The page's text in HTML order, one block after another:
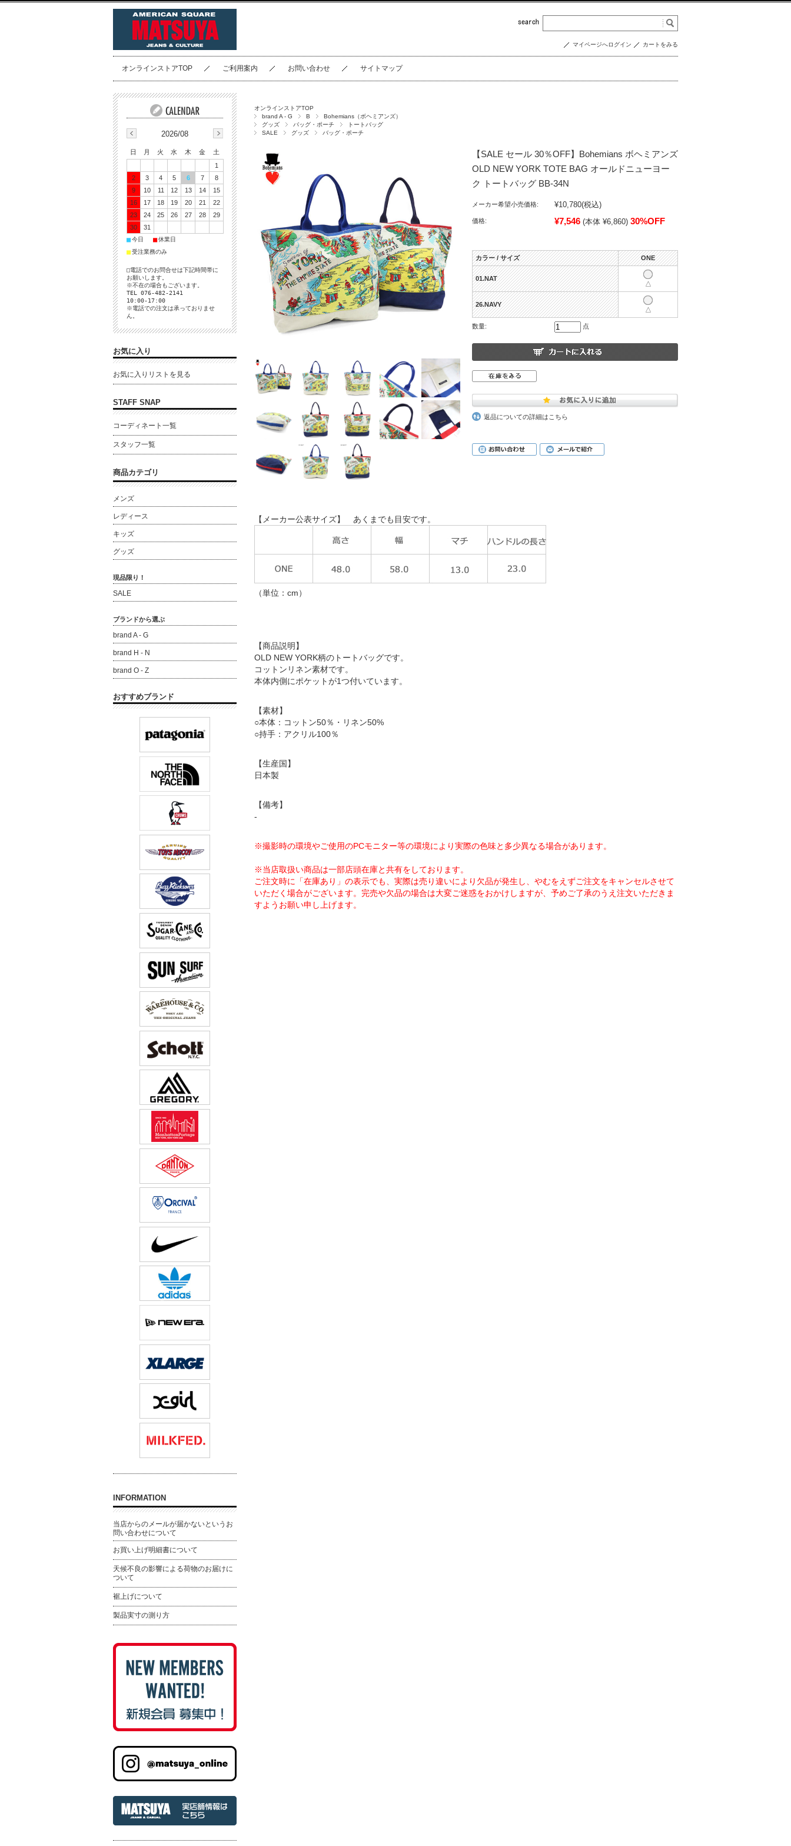
マイページへログイン カートをみる
オンラインストアTOP ご利用案内 お問い合わせ サイトマップ
オンラインストアTOP
brand A - G
B
Bohemians（ボヘミアンズ）
グッズ
バッグ・ポーチ
トートバッグ
SALE
グッズ バッグ・ポーチ
【SALE セール 30％OFF】Bohemians ボヘミアンズ
OLD NEW YORK TOTE BAG オールドニューヨー
ク トートバッグ BB-34N
メーカー希望小売価格: ¥10,780(税込)
価格: ¥7,546 (本体 ¥6,860) 30%OFF
カラー / サイズ ONE
01.NAT
△
26.NAVY
△
数量: 点
返品についての詳細はこちら
【メーカー公表サイズ】 あくまでも目安です。
（単位：cm）
【商品説明】
OLD NEW YORK柄のトートバッグです。
コットンリネン素材です。
本体内側にポケットが1つ付いています。
【素材】
○本体：コットン50％・リネン50%
○持手：アクリル100％
【生産国】
日本製
【備考】
-
※撮影時の環境やご使用のPCモニター等の環境により実際の色味と多少異なる場合があります。
※当店取扱い商品は一部店頭在庫と共有をしております。
ご注文時に「在庫あり」の表示でも、実際は売り違いにより欠品が発生し、やむをえずご注文をキャンセルさせて
いただく場合がございます。完売や欠品の場合は大変ご迷惑をおかけしますが、予めご了承のうえ注文いただきま
すようお願い申し上げます。
2026/08
日 月 火 水 木 金
土
1
2
3 4 5 6 7
8
9
10 11 12 13 14
15
16
17 18 19 20 21
22
23
24 25 26 27 28
29
30
31
■今日 ■休業日
■受注業務のみ
□電話でのお問合せは下記時間帯に
お願いします。
※不在の場合もございます。
TEL 076-482-2141
10:00-17:00
※電話での注文は承っておりませ
ん。
お気に入り
お気に入りリストを見る
STAFF SNAP
コーディネート一覧
スタッフ一覧
商品カテゴリ
メンズ
レディース
キッズ
グッズ
現品限り！
SALE
ブランドから選ぶ
brand A - G
brand H - N
brand O - Z
おすすめブランド
INFORMATION
当店からのメールが届かないというお
問い合わせについて
お買い上げ明細書について
天候不良の影響による荷物のお届けに
ついて
裾上げについて
製品実寸の測り方